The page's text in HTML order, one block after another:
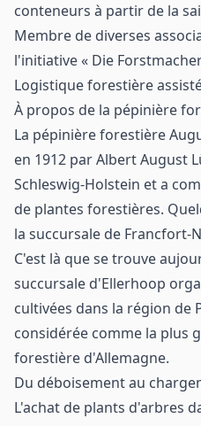
conteneurs à partir de la
Membre de diverses
l'initiative « Die
Logistique forestière
À propos de la pépinière
La pépinière forestière
en 1912 par Albert August
Schleswig-Holstein et a
de plantes forestières.
la succursale de Francfort-
C'est là que se trouve
succursale d'Ellerhoop
cultivées dans la région de
considérée comme la plus
forestière d'Allemagne.
Du déboisement au
L'achat de plants d'arbres